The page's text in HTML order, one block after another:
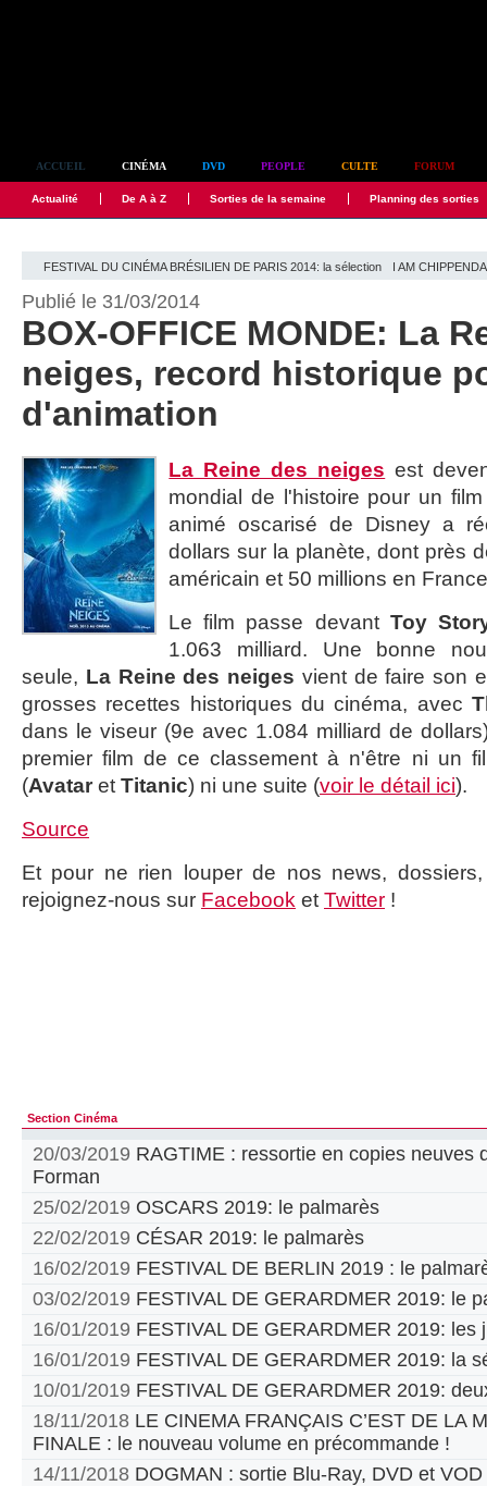
ACCUEIL CINÉMA DVD PEOPLE CULTE FORUM
Actualité De A à Z Sorties de la semaine Planning des sorties
FESTIVAL DU CINÉMA BRÉSILIEN DE PARIS 2014: la sélection I AM
Publié le 31/03/2014
BOX-OFFICE MONDE: La
neiges, record historique
d'animation
La Reine des neiges est
mondial de l'histoire pour un
animé oscarisé de Disney a
dollars sur la planète, dont près
américain et 50 millions en
Le film passe devant Toy
1.063 milliard. Une bonne
seule, La Reine des neiges vient de faire son
grosses recettes historiques du cinéma, avec
dans le viseur (9e avec 1.084 milliard de
premier film de ce classement à n'être ni un
(Avatar et Titanic) ni une suite (voir le détail ici).
Source
Et pour ne rien louper de nos news,
rejoignez-nous sur Facebook et Twitter !
Section Cinéma
20/03/2019 RAGTIME : ressortie en copies neuves
Forman
25/02/2019 OSCARS 2019: le palmarès
22/02/2019 CÉSAR 2019: le palmarès
16/02/2019 FESTIVAL DE BERLIN 2019 : le
03/02/2019 FESTIVAL DE GERARDMER 2019: le
16/01/2019 FESTIVAL DE GERARDMER 2019: les
16/01/2019 FESTIVAL DE GERARDMER 2019: la
10/01/2019 FESTIVAL DE GERARDMER 2019:
18/11/2018 LE CINEMA FRANÇAIS C’EST DE LA
FINALE : le nouveau volume en précommande !
14/11/2018 DOGMAN : sortie Blu-Ray, DVD et VOD